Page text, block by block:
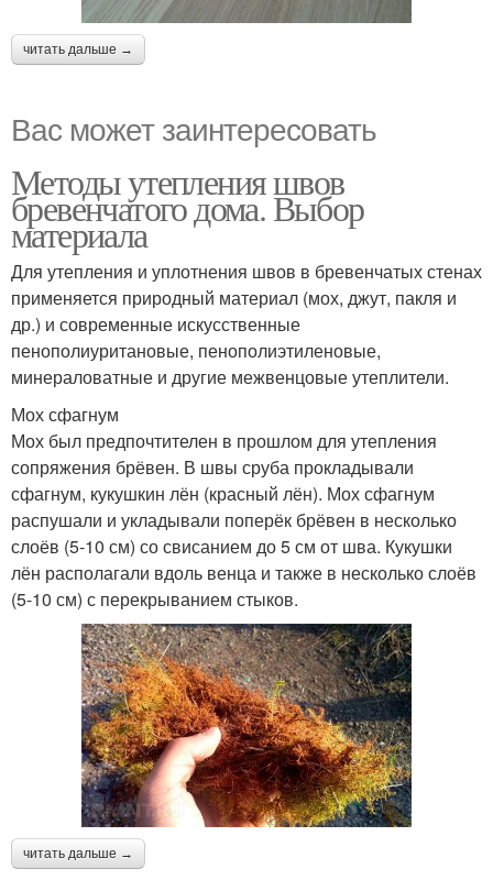
читать дальше →
Вас может заинтересовать
Методы утепления швов
бревенчатого дома. Выбор
материала
Для утепления и уплотнения швов в бревенчатых стенах
применяется природный материал (мох, джут, пакля и
др.) и современные искусственные
пенополиуритановые, пенополиэтиленовые,
минераловатные и другие межвенцовые утеплители.
Мох сфагнум
Мох был предпочтителен в прошлом для утепления
сопряжения брёвен. В швы сруба прокладывали
сфагнум, кукушкин лён (красный лён). Мох сфагнум
распушали и укладывали поперёк брёвен в несколько
слоёв (5-10 см) со свисанием до 5 см от шва. Кукушки
лён располагали вдоль венца и также в несколько слоёв
(5-10 см) с перекрыванием стыков.
читать дальше →